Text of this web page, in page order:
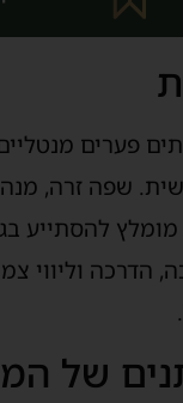
פערים
שפה זרה,
להסתייע
וליווי
של